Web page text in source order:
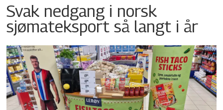
Svak nedgang i norsk
sjømateksport så langt i år